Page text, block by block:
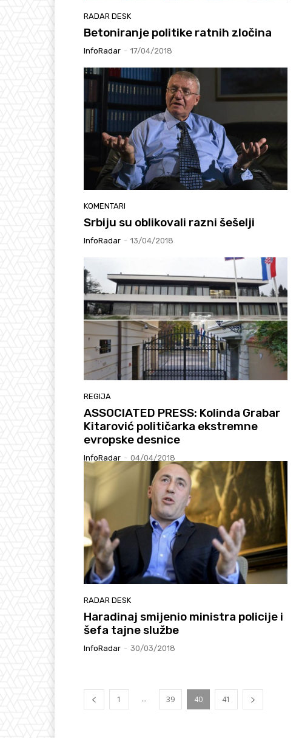
RADAR DESK
Betoniranje politike ratnih zločina
InfoRadar - 17/04/2018
KOMENTARI
Srbiju su oblikovali razni šešelji
InfoRadar - 13/04/2018
REGIJA
ASSOCIATED PRESS: Kolinda Grabar
Kitarović političarka ekstremne
evropske desnice
InfoRadar - 04/04/2018
RADAR DESK
Haradinaj smijenio ministra policije i
šefa tajne službe
InfoRadar - 30/03/2018
1 ... 39 40 41